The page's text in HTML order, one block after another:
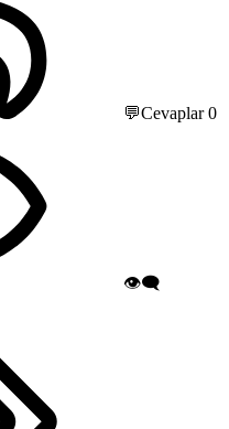
💬Cevaplar0
👁️‍🗨️